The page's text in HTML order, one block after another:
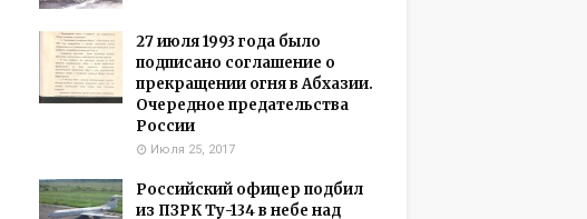
27 июля 1993 года было
подписано соглашение о
прекращении огня в Абхазии.
Очередное предательства
России
Июля 25, 2017
Российский офицер подбил
из ПЗРК Ту-134 в небе над